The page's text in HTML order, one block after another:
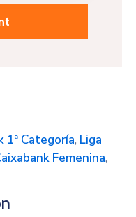
1ª Categoría, Liga
Femenina,